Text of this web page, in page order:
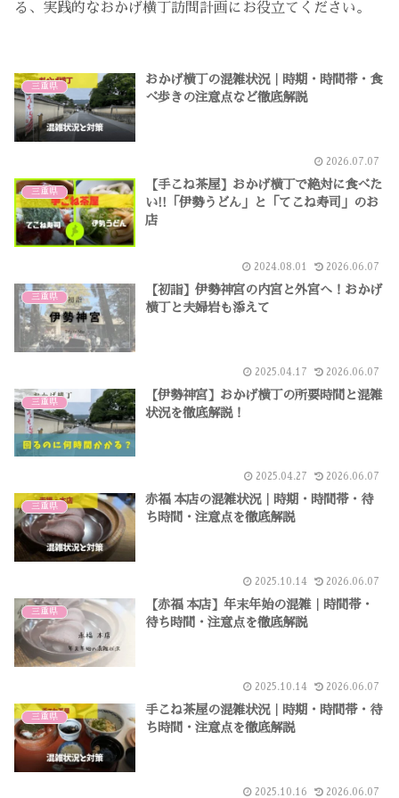
る、実践的なおかげ横丁訪問計画にお役立てください。
三重県
おかげ横丁の混雑状況｜時期・時間帯・食
べ歩きの注意点など徹底解説
2026.07.07
三重県
【手こね茶屋】おかげ横丁で絶対に食べた
い!!「伊勢うどん」と「てこね寿司」のお
店
2024.08.01 2026.06.07
三重県
【初詣】伊勢神宮の内宮と外宮へ！おかげ
横丁と夫婦岩も添えて
2025.04.17 2026.06.07
三重県
【伊勢神宮】おかげ横丁の所要時間と混雑
状況を徹底解説！
2025.04.27 2026.06.07
三重県
赤福 本店の混雑状況｜時期・時間帯・待
ち時間・注意点を徹底解説
2025.10.14 2026.06.07
三重県
【赤福 本店】年末年始の混雑｜時間帯・
待ち時間・注意点を徹底解説
2025.10.14 2026.06.07
三重県
手こね茶屋の混雑状況｜時期・時間帯・待
ち時間・注意点を徹底解説
2025.10.16 2026.06.07